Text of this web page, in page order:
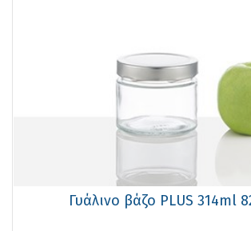
Γυάλινο βάζο PLUS 314ml